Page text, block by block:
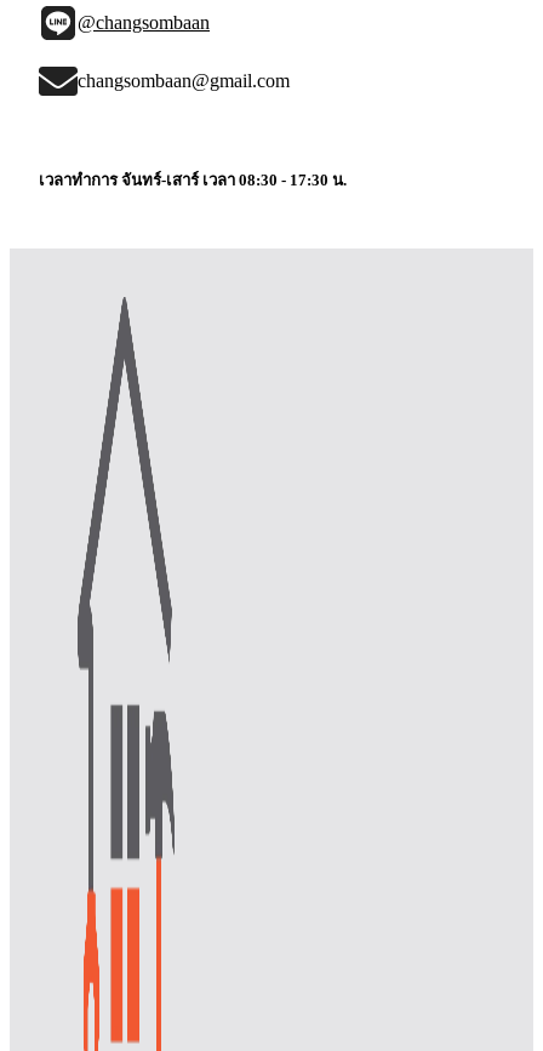
@changsombaan
changsombaan@gmail.com
เวลาทำการ จันทร์-เสาร์ เวลา 08:30 - 17:30 น.